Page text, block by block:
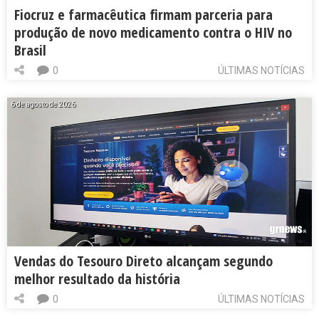
Fiocruz e farmacêutica firmam parceria para
produção de novo medicamento contra o HIV no
Brasil
ÚLTIMAS NOTÍCIAS
0
6 de agosto de 2026
Vendas do Tesouro Direto alcançam segundo
melhor resultado da história
ÚLTIMAS NOTÍCIAS
0